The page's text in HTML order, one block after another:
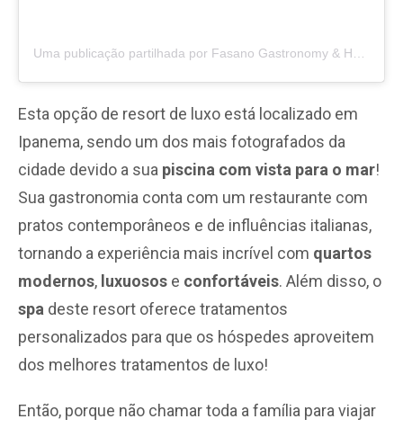
Esta opção de resort de luxo está localizado em
Ipanema, sendo um dos mais fotografados da
cidade devido a sua piscina com vista para o mar!
Sua gastronomia conta com um restaurante com
pratos contemporâneos e de influências italianas,
tornando a experiência mais incrível com quartos
modernos, luxuosos e confortáveis. Além disso, o
spa deste resort oferece tratamentos
personalizados para que os hóspedes aproveitem
dos melhores tratamentos de luxo!
Então, porque não chamar toda a família para viajar